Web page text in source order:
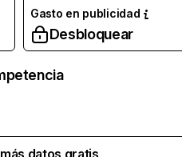
Gasto en publicidad
Desbloquear
datos gratis